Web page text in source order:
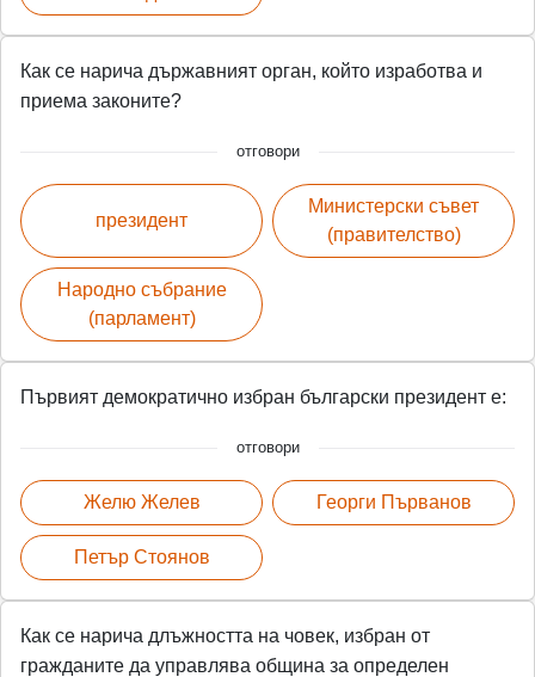
Как се нарича държавният орган, който изработва и
приема законите?
отговори
президент
Народно събрание
(парламент)
Министерски съвет
(правителство)
Първият демократично избран български президент е:
отговори
Желю Желев
Петър Стоянов
Георги Първанов
Как се нарича длъжността на човек, избран от
гражданите да управлява община за определен